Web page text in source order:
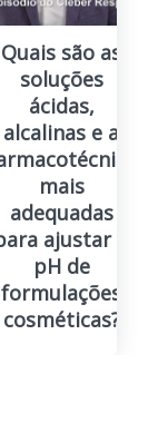
Quais são as
soluções
ácidas,
alcalinas e a
mais
adequadas
ajustar o
pH de
formulações
cosméticas?